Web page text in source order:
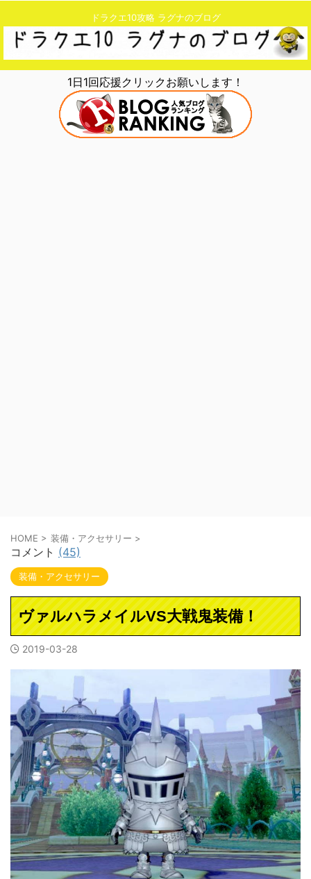
ドラクエ10攻略 ラグナのブログ
1日1回応援クリックお願いします！
HOME > 装備・アクセサリー >
コメント (45)
装備・アクセサリー
ヴァルハラメイルVS大戦鬼装備！
2019-03-28